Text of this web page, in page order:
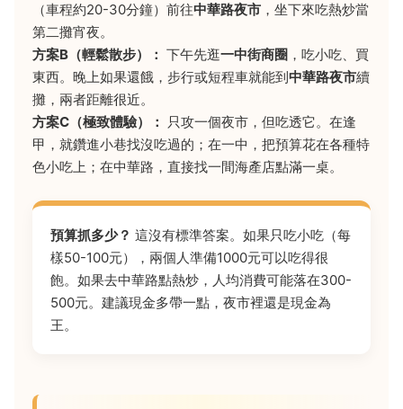
（車程約20-30分鐘）前往中華路夜市 ，坐下來吃熱炒當
第二攤宵夜。
方案B（輕鬆散步）： 下午先逛一中街商圈 ，吃小吃、買
東西。晚上如果還餓，步行或短程車就能到中華路夜市續
攤，兩者距離很近。
方案C（極致體驗）：
只攻一個夜市，但吃透它。在逢
甲，就鑽進小巷找沒吃過的；在一中，把預算花在各種特
色小吃上；在中華路，直接找一間海產店點滿一桌。
預算抓多少？ 這沒有標準答案。如果只吃小吃（每
樣50-100元），兩個人準備1000元可以吃得很
飽。如果去中華路點熱炒，人均消費可能落在300-
500元。建議現金多帶一點，夜市裡還是現金為
王。